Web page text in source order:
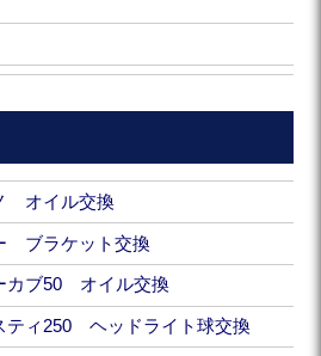
オイル交換
ブラケット交換
カブ50 オイル交換
ティ250 ヘッドライト球交換